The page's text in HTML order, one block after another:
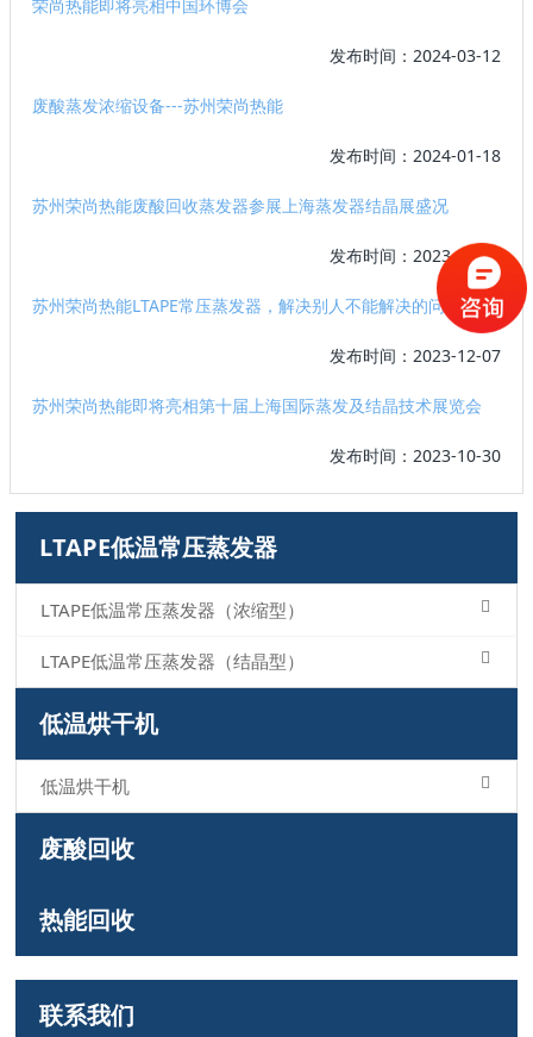
荣尚热能即将亮相中国环博会
发布时间：2024-03-12
废酸蒸发浓缩设备---苏州荣尚热能
发布时间：2024-01-18
苏州荣尚热能废酸回收蒸发器参展上海蒸发器结晶展盛况
发布时间：2023-12-18
苏州荣尚热能LTAPE常压蒸发器，解决别人不能解决的问题
发布时间：2023-12-07
苏州荣尚热能即将亮相第十届上海国际蒸发及结晶技术展览会
发布时间：2023-10-30
LTAPE低温常压蒸发器
LTAPE低温常压蒸发器（浓缩型）
LTAPE低温常压蒸发器（结晶型）
低温烘干机
低温烘干机
废酸回收
热能回收
联系我们